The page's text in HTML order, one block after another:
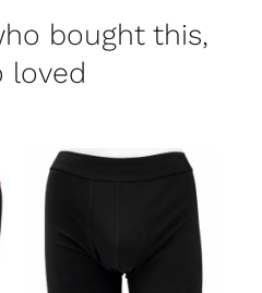
bought this,
loved